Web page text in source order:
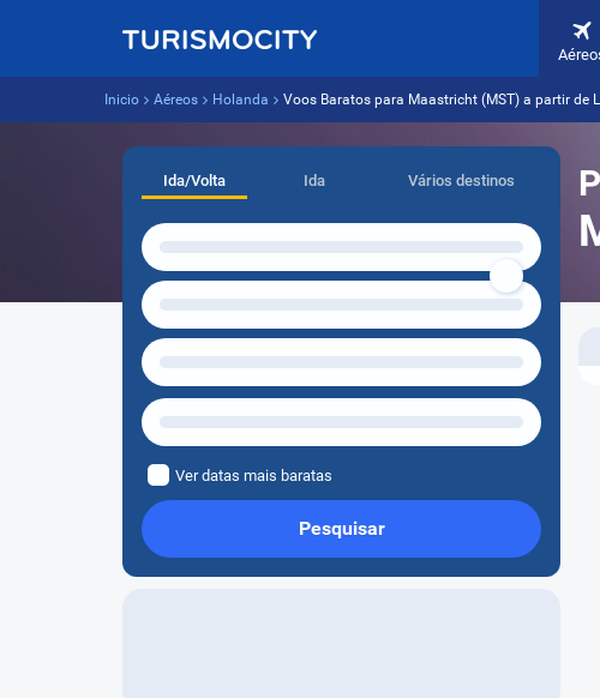
Inicio Aéreos Holanda Voos Baratos para Maastricht (MST) a partir de
Ida/Volta Ida Vários destinos
Ver datas mais baratas
Pesquisar